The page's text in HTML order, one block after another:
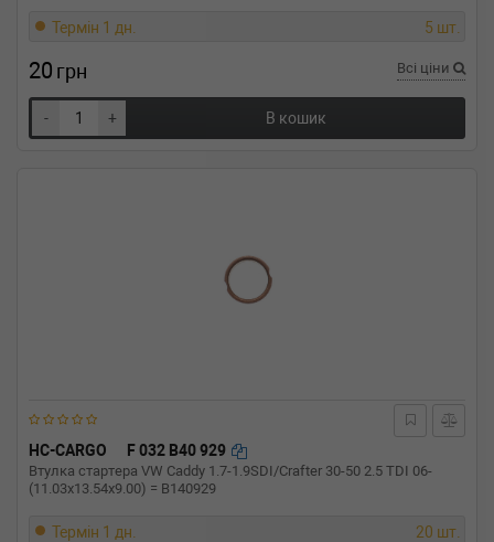
Термін 1 дн. 5 шт.
20 грн Всі ціни
- + В кошик
HC-CARGO F 032 B40 929
Втулка стартера VW Caddy 1.7-1.9SDI/Crafter 30-50 2.5 TDI 06-
(11.03x13.54x9.00) = B140929
Термін 1 дн. 20 шт.